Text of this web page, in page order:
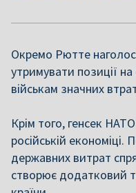
Окремо Рютте
утримувати позиції
військам значних
Крім того, генсек
російській
державних витрат
створює додатковий